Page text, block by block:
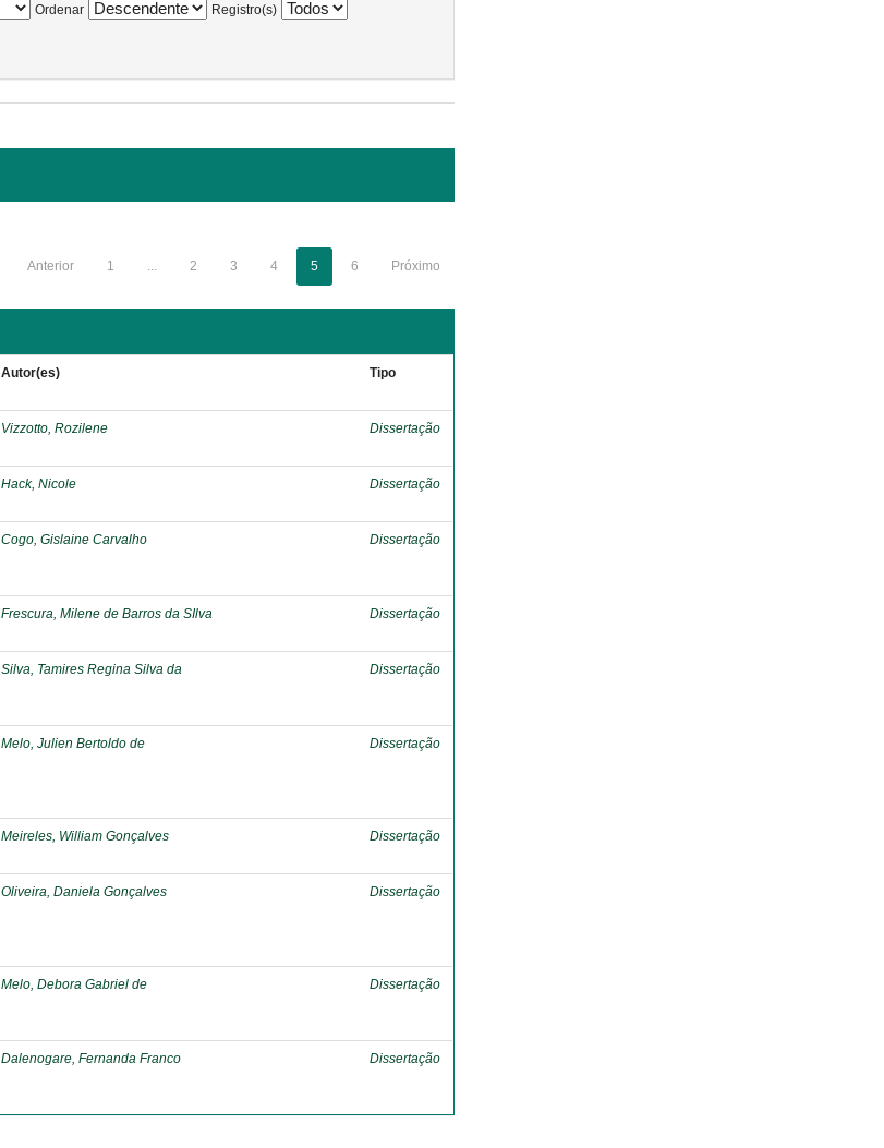
Ordenar Registro(s)
Anterior 1 ... 2 3 4 5 6 Próximo
Autor(es) Tipo
Vizzotto, Rozilene Dissertação
Hack, Nicole Dissertação
Cogo, Gislaine Carvalho Dissertação
Frescura, Milene de Barros da SIlva Dissertação
Silva, Tamires Regina Silva da Dissertação
Melo, Julien Bertoldo de Dissertação
Meireles, William Gonçalves Dissertação
Oliveira, Daniela Gonçalves Dissertação
Melo, Debora Gabriel de Dissertação
Dalenogare, Fernanda Franco Dissertação